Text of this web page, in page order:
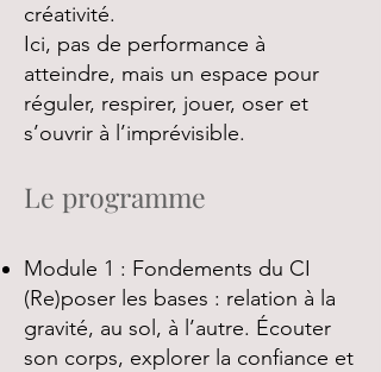
créativité.
Ici, pas de performance à
atteindre, mais un espace pour
réguler, respirer, jouer, oser et
s’ouvrir à l’imprévisible.
Le programme
Module 1 : Fondements du CI
(Re)poser les bases : relation à la
gravité, au sol, à l’autre. Écouter
son corps, explorer la confiance et